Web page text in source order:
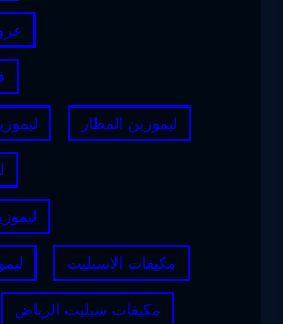
ليموزين المطار
مكيفات الاسبليت
مكيفات سبليت الرياض